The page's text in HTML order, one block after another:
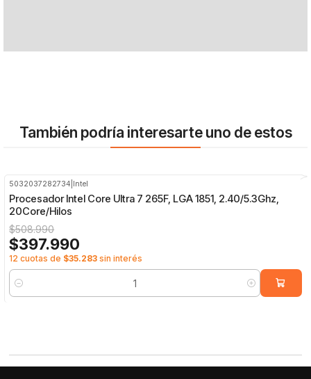
También podría interesarte uno de estos
5032037282734 Intel
Procesador Intel Core Ultra 7 265F, LGA 1851, 2.40/5.3Ghz,
20Core/Hilos
$508.990
$397.990
12 cuotas de $35.283 sin interés
Cantidad